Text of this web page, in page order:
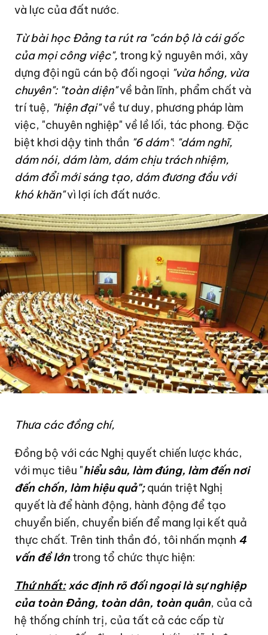
và lực của đất nước.
Từ bài học Đảng ta rút ra "cán bộ là cái gốc
của mọi công việc", trong kỷ nguyên mới, xây
dựng đội ngũ cán bộ đối ngoại "vừa hồng, vừa
chuyên": "toàn diện"về bản lĩnh, phẩm chất và
trí tuệ, "hiện đại"về tư duy, phương pháp làm
việc, "chuyên nghiệp" về lề lối, tác phong. Đặc
biệt khơi dậy tinh thần "6 dám": "dám nghĩ,
dám nói, dám làm, dám chịu trách nhiệm,
dám đổi mới sáng tạo, dám đương đầu với
khó khăn"vì lợi ích đất nước.
Thưa các đồng chí,
Đồng bộ với các Nghị quyết chiến lược khác,
với mục tiêu "hiểu sâu, làm đúng, làm đến nơi
đến chốn, làm hiệu quả";quán triệt Nghị
quyết là để hành động, hành động để tạo
chuyển biến, chuyển biến để mang lại kết quả
thực chất. Trên tinh thần đó, tôi nhấn mạnh 4
vấn đề lớntrong tổ chức thực hiện:
Thứ nhất:xác định rõ đối ngoại là sự nghiệp
của toàn Đảng, toàn dân, toàn quân, của cả
hệ thống chính trị, của tất cả các cấp từ